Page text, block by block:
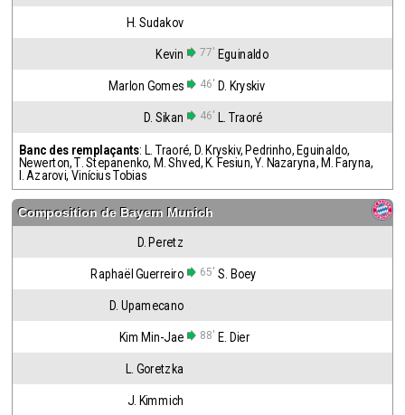
H. Sudakov
Kevin 77' Eguinaldo
Marlon Gomes 46' D. Kryskiv
D. Sikan 46' L. Traoré
Banc des remplaçants: L. Traoré, D. Kryskiv, Pedrinho, Eguinaldo,
Newerton,T. Stepanenko, M. Shved, K. Fesiun,Y. Nazaryna, M. Faryna,
I. Azarovi, Vinícius Tobias
Composition de Bayern Munich
D. Peretz
Raphaël Guerreiro 65' S. Boey
D. Upamecano
Kim Min-Jae 88' E. Dier
L. Goretzka
J. Kimmich